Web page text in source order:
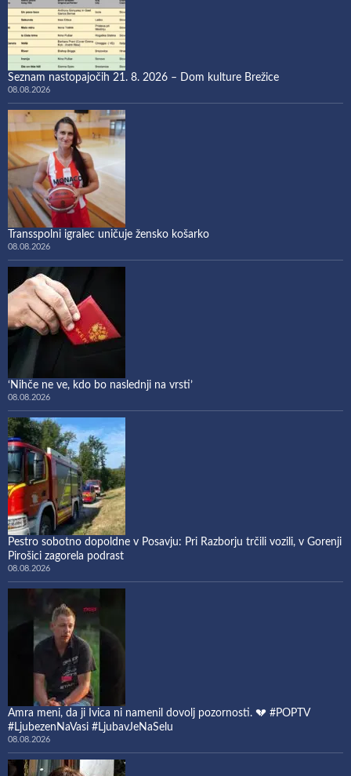
Seznam nastopajočih 21. 8. 2026 – Dom kulture Brežice
08.08.2026
Transspolni igralec uničuje žensko košarko
08.08.2026
‘Nihče ne ve, kdo bo naslednji na vrsti’
08.08.2026
Pestro sobotno dopoldne v Posavju: Pri Razborju trčili vozili, v Gorenji
Pirošici zagorela podrast
08.08.2026
Amra meni, da ji Ivica ni namenil dovolj pozornosti. 💔 #POPTV
#LjubezenNaVasi #LjubavJeNaSelu
08.08.2026